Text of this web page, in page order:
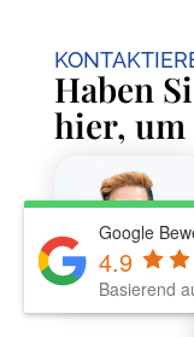
Haben
hier, um
Google
4.9
Basierend